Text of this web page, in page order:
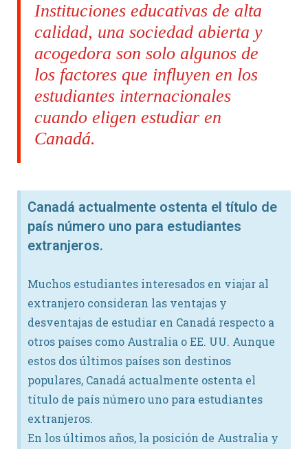
Instituciones educativas de alta
calidad, una sociedad abierta y
acogedora son solo algunos de
los factores que influyen en los
estudiantes internacionales
cuando eligen estudiar en
Canadá.
Canadá actualmente ostenta el título de
país número uno para estudiantes
extranjeros.
Muchos estudiantes interesados en viajar al
extranjero consideran las ventajas y
desventajas de estudiar en Canadá respecto a
otros países como Australia o EE. UU. Aunque
estos dos últimos países son destinos
populares, Canadá actualmente ostenta el
título de país número uno para estudiantes
extranjeros.
En los últimos años, la posición de Australia y